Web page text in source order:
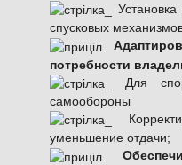
спусковых
потребности
Для
самообороны
уменьшение отдачи;